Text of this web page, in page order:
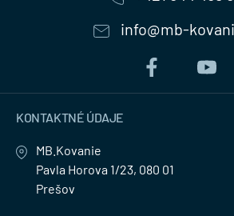
info@mb-
KONTAKTNÉ ÚDAJE
MB.Kovanie
Pavla Horova 1/23, 080 01
Prešov